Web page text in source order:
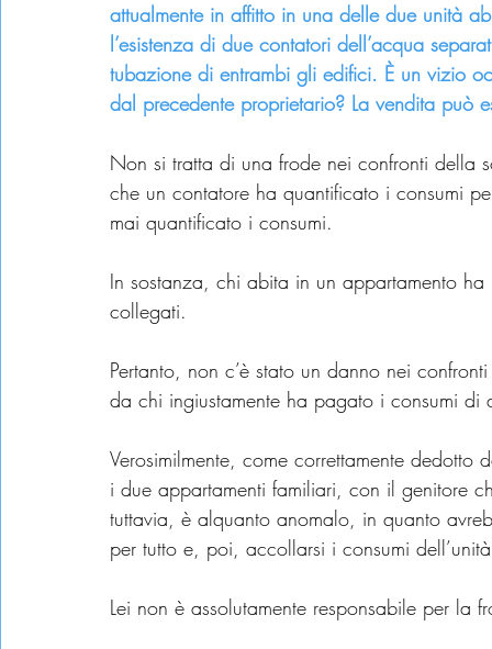
attualmente in affitto in una delle due unità
l’esistenza di due contatori dell’acqua
tubazione di entrambi gli edifici. È un vizio
dal precedente proprietario? La vendita può
Non si tratta di una frode nei confronti della
che un contatore ha quantificato i consumi
mai quantificato i consumi.
In sostanza, chi abita in un appartamento
collegati.
Pertanto, non c’è stato un danno nei
da chi ingiustamente ha pagato i consumi
Verosimilmente, come correttamente
i due appartamenti familiari, con il genitore
tuttavia, è alquanto anomalo, in quanto
per tutto e, poi, accollarsi i consumi
Lei non è assolutamente responsabile per la